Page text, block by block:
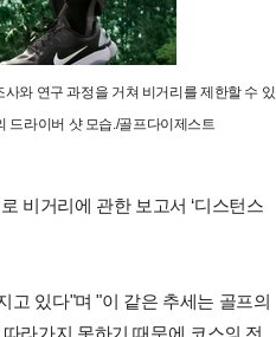
와 연구 과정을 거쳐 비거리를 제한할 수 있
드라이버 샷 모습./골프다이제스트
비거리에 관한 보고서 ‘디스턴스
고 있다"며 "이 같은 추세는 골프의
라가지 못하기 때문에 코스의 전